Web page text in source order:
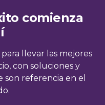
comienza
llevar las mejores
con soluciones y
referencia en el